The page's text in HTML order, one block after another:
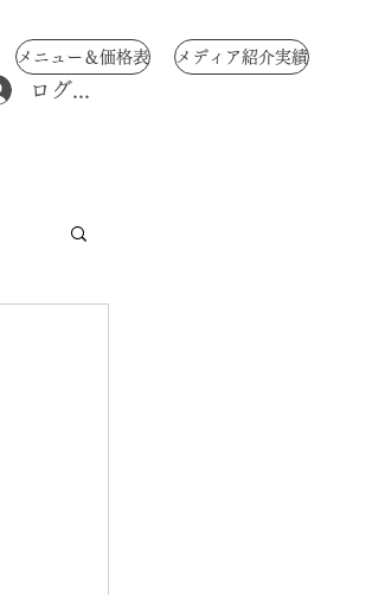
メニュー＆価格表 メディア紹介実績
ログイン